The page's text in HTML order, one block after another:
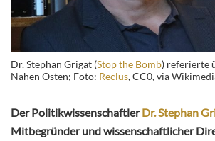
Dr. Stephan Grigat (Stop the Bomb) referierte
Nahen Osten; Foto: Reclus, CC0, via
Der PolitikwissenschaftlerDr. Stephan
Mitbegründer und wissenschaftlicher